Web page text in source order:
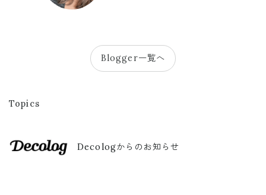
Blogger一覧へ
Topics
Decologからのお知らせ